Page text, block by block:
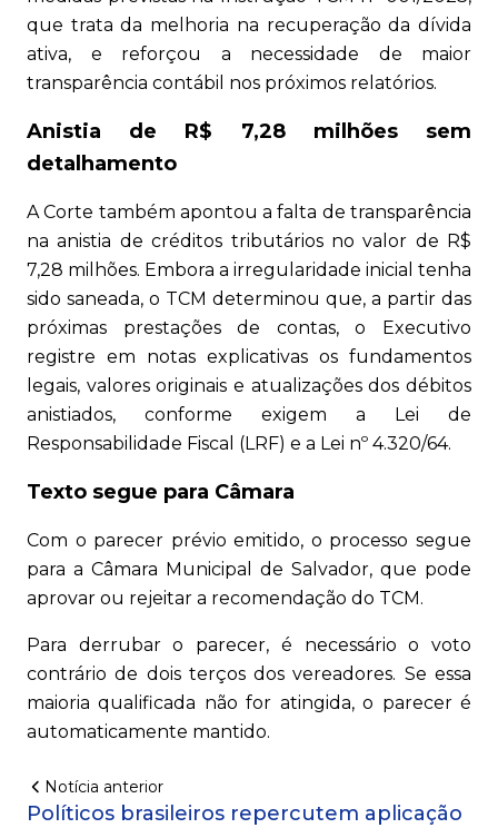
que trata da melhoria na recuperação da dívida
ativa, e reforçou a necessidade de maior
transparência contábil nos próximos relatórios.
Anistia de R$ 7,28 milhões sem
detalhamento
A Corte também apontou a falta de transparência
na anistia de créditos tributários no valor de R$
7,28 milhões. Embora a irregularidade inicial tenha
sido saneada, o TCM determinou que, a partir das
próximas prestações de contas, o Executivo
registre em notas explicativas os fundamentos
legais, valores originais e atualizações dos débitos
anistiados, conforme exigem a Lei de
Responsabilidade Fiscal (LRF) e a Lei nº 4.320/64.
Texto segue para Câmara
Com o parecer prévio emitido, o processo segue
para a Câmara Municipal de Salvador, que pode
aprovar ou rejeitar a recomendação do TCM.
Para derrubar o parecer, é necessário o voto
contrário de dois terços dos vereadores. Se essa
maioria qualificada não for atingida, o parecer é
automaticamente mantido.
Notícia anterior
Políticos brasileiros repercutem aplicação